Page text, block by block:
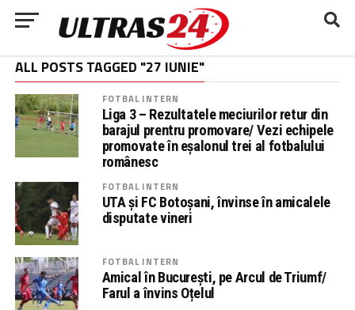
ALL POSTS TAGGED "27 IUNIE"
FOTBAL INTERN
Liga 3 – Rezultatele meciurilor retur din
barajul prentru promovare/ Vezi echipele
promovate în eșalonul trei al fotbalului
românesc
FOTBAL INTERN
UTA și FC Botoșani, învinse în amicalele
disputate vineri
FOTBAL INTERN
Amical în București, pe Arcul de Triumf/
Farul a învins Oțelul